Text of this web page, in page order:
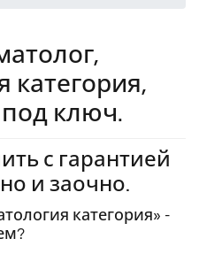
категория,
ключ.
с гарантией
и заочно.
категория» -